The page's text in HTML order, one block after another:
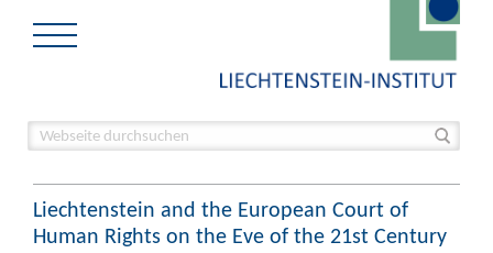
Liechtenstein and the European Court of
Human Rights on the Eve of the 21st Century